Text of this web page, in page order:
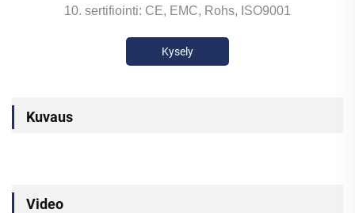
10. sertifiointi: CE, EMC, Rohs, ISO9001
Kysely
Kuvaus
Video